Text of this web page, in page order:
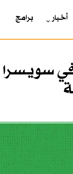
أخبار برامج